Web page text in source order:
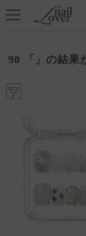
コンテンツにスキップ
90 「」の結果